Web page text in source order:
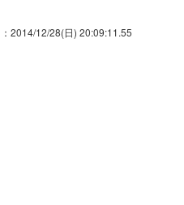
：2014/12/28(日) 20:09:11.55